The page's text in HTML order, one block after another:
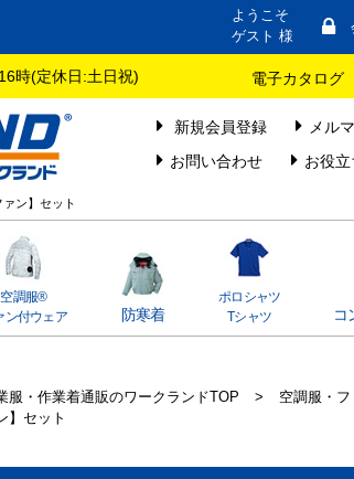
ようこそ
ゲスト 様
時(定休日:土日祝) 電子カタログ
新規会員登録
メル
お問い合わせ
お役
ン】セット
空調服®
ン付ウェア
防寒着
ポロシャツ
Tシャツ
コ
服・作業着通販のワークランドTOP > 空調服・
】セット